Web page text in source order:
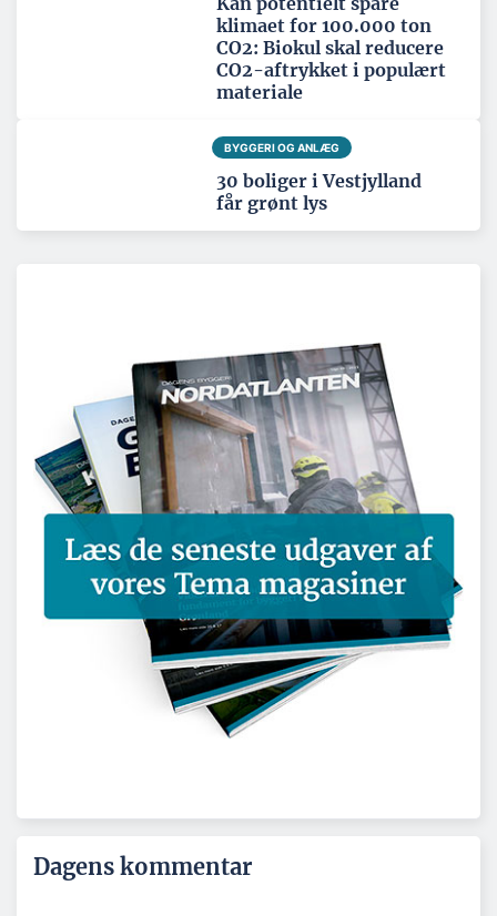
klimaet for 100.000 ton
CO2: Biokul skal reducere
CO2-aftrykket i populært
materiale
BYGGERI OG ANLÆG
30 boliger i Vestjylland
får grønt lys
Dagens kommentar